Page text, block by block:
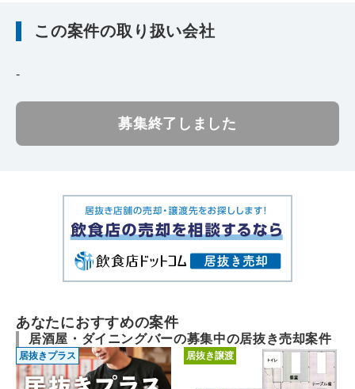
この案件の取り扱い会社
-
募集終了しました
あなたにおすすめの案件
居酒屋・ダイニングバーの募集中の居抜き売却案件
居抜きプラス 居抜き譲渡